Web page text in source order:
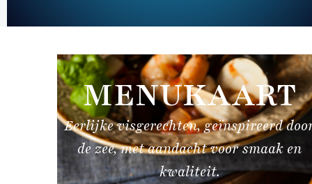
MENUKAART
Eerlijke visgerechten, geïnspireerd
de zee, met aandacht voor smaak en
kwaliteit.